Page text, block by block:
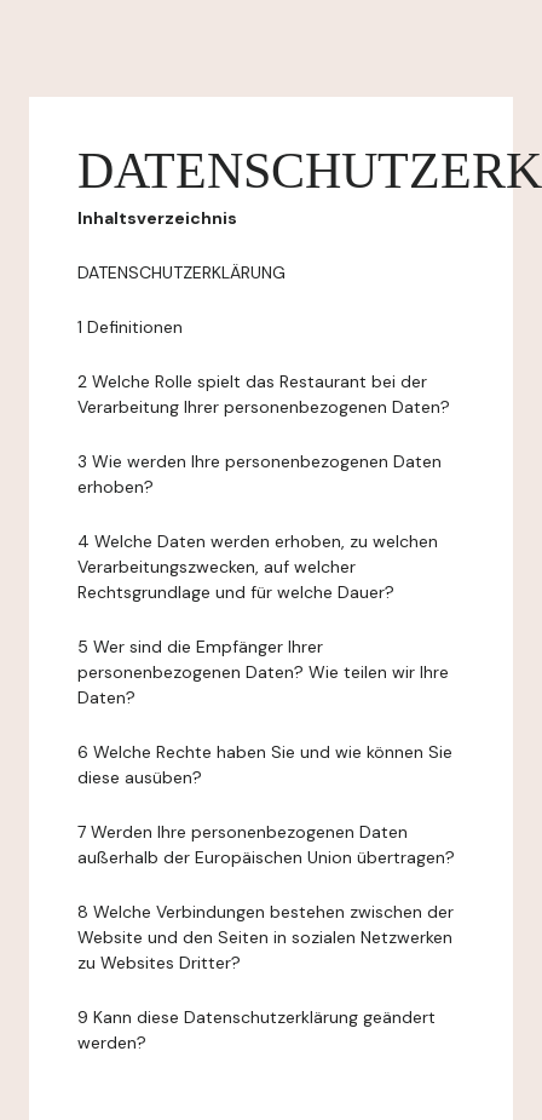
Inhaltsverzeichnis
DATENSCHUTZERKLÄRUNG
1 Definitionen
2 Welche Rolle spielt das Restaurant bei der
Verarbeitung Ihrer personenbezogenen Daten?
3 Wie werden Ihre personenbezogenen Daten
erhoben?
4 Welche Daten werden erhoben, zu welchen
Verarbeitungszwecken, auf welcher
Rechtsgrundlage und für welche Dauer?
5 Wer sind die Empfänger Ihrer
personenbezogenen Daten? Wie teilen wir Ihre
Daten?
6 Welche Rechte haben Sie und wie können Sie
diese ausüben?
7 Werden Ihre personenbezogenen Daten
außerhalb der Europäischen Union übertragen?
8 Welche Verbindungen bestehen zwischen der
Website und den Seiten in sozialen Netzwerken
zu Websites Dritter?
9 Kann diese Datenschutzerklärung geändert
werden?